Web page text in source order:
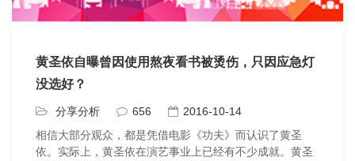
黄圣依自曝曾因使用熬夜看书被烫伤，只因应急灯
没选好？
分享分析 656
2016-10-14
相信大部分观众，都是凭借电影《功夫》而认识了黄圣
依。实际上，黄圣依在演艺事业上已经有不少成就。黄圣